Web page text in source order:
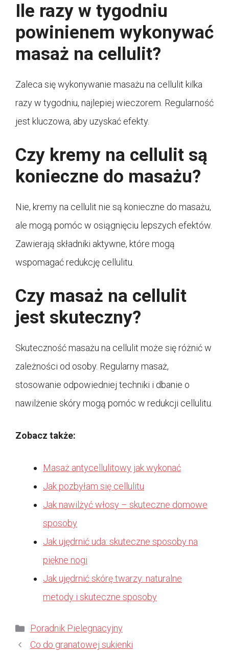
Ile razy w tygodniu
powinienem wykonywać
masaż na cellulit?
Zaleca się wykonywanie masażu na cellulit kilka
razy w tygodniu, najlepiej wieczorem. Regularność
jest kluczowa, aby uzyskać efekty.
Czy kremy na cellulit są
konieczne do masażu?
Nie, kremy na cellulit nie są konieczne do masażu,
ale mogą pomóc w osiągnięciu lepszych efektów.
Zawierają składniki aktywne, które mogą
wspomagać redukcję cellulitu.
Czy masaż na cellulit
jest skuteczny?
Skuteczność masażu na cellulit może się różnić w
zależności od osoby. Regularny masaż,
stosowanie odpowiedniej techniki i dbanie o
nawilżenie skóry mogą pomóc w redukcji cellulitu.
Zobacz także:
Masaż antycellulitowy jak wykonać
Jak pozbyłam się cellulitu
Jak nawilżyć włosy – skuteczne domowe
sposoby
Jak ujędrnić uda: skuteczne sposoby na
piękne nogi
Jak ujędrnić skórę twarzy: naturalne
metody i skuteczne sposoby
Kategorie
Poradnik Pielegnacyjny
Co do granatowej sukienki